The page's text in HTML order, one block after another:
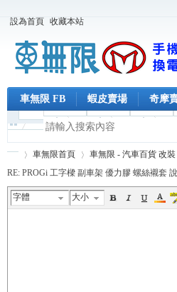
設為首頁 收藏本站
車無限 FB 蝦皮賣場 奇摩
車無限首頁 車無限 - 汽車百貨 改裝
RE: PROGi 工字樑 副車架 優力膠 螺絲襯套
字體 大小